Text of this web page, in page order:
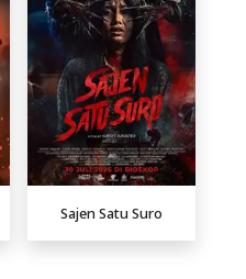
Sajen Satu Suro